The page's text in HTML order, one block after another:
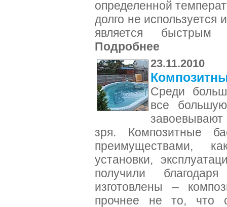
определенной
долго не используется
является быстрым
Подробнее
23.11.2010
Среди
все
зря. Композитные
преимуществами,
установки,
получили
изготовлены –
прочнее не то, что